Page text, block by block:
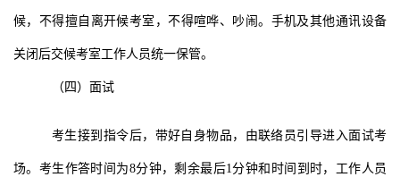
候，不得擅自离开候考室，不得喧哗、吵闹。手机及其他通讯设备
关闭后交候考室工作人员统一保管。
（四）面试
考生接到指令后，带好自身物品，由联络员引导进入面试考
场。考生作答时间为8分钟，剩余最后1分钟和时间到时，工作人员